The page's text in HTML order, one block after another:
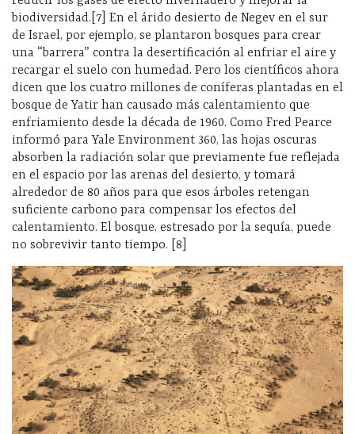
biodiversidad.[7] En el árido desierto de Negev en el sur
de Israel, por ejemplo, se plantaron bosques para crear
una “barrera” contra la desertificación al enfriar el aire y
recargar el suelo con humedad. Pero los científicos ahora
dicen que los cuatro millones de coníferas plantadas en el
bosque de Yatir han causado más calentamiento que
enfriamiento desde la década de 1960. Como Fred Pearce
informó para Yale Environment 360, las hojas oscuras
absorben la radiación solar que previamente fue reflejada
en el espacio por las arenas del desierto, y tomará
alrededor de 80 años para que esos árboles retengan
suficiente carbono para compensar los efectos del
calentamiento. El bosque, estresado por la sequía, puede
no sobrevivir tanto tiempo. [8]